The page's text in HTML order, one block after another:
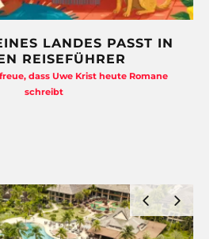
LANDES PASST IN
REISEFÜHRER
dass Uwe Krist heute Romane
schreibt